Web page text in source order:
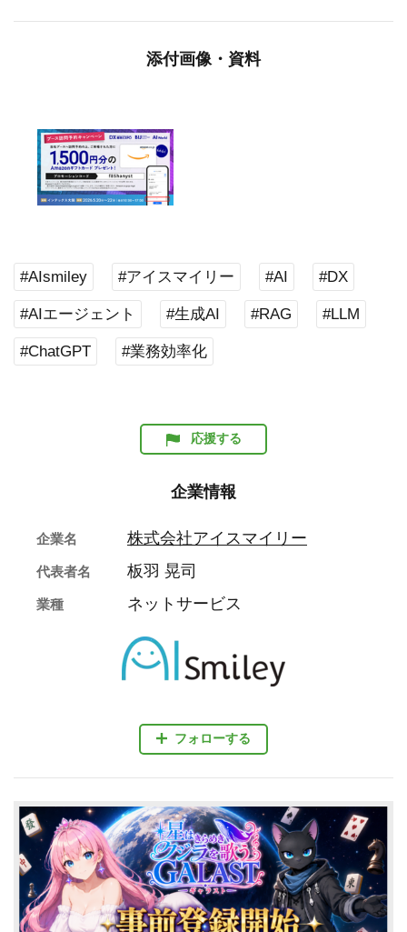
添付画像・資料
#AIsmiley #アイスマイリー #AI #DX
#AIエージェント #生成AI #RAG #LLM
#ChatGPT #業務効率化
応援する
企業情報
フォローする
企業名 株式会社アイスマイリー
代表者名 板羽 晃司
業種 ネットサービス